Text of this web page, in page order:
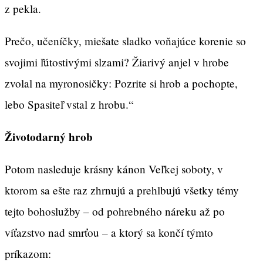
z pekla.
Prečo, učeníčky, miešate sladko voňajúce korenie so
svojimi ľútostivými slzami? Žiarivý anjel v hrobe
zvolal na myronosičky: Pozrite si hrob a pochopte,
lebo Spasiteľ vstal z hrobu.“
Životodarný hrob
Potom nasleduje krásny kánon Veľkej soboty, v
ktorom sa ešte raz zhrnujú a prehlbujú všetky témy
tejto bohoslužby – od pohrebného náreku až po
víťazstvo nad smrťou – a ktorý sa končí týmto
príkazom: